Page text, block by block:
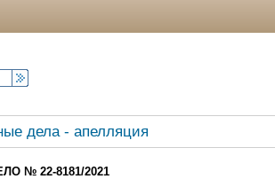
дела - апелляция
№ 22-8181/2021